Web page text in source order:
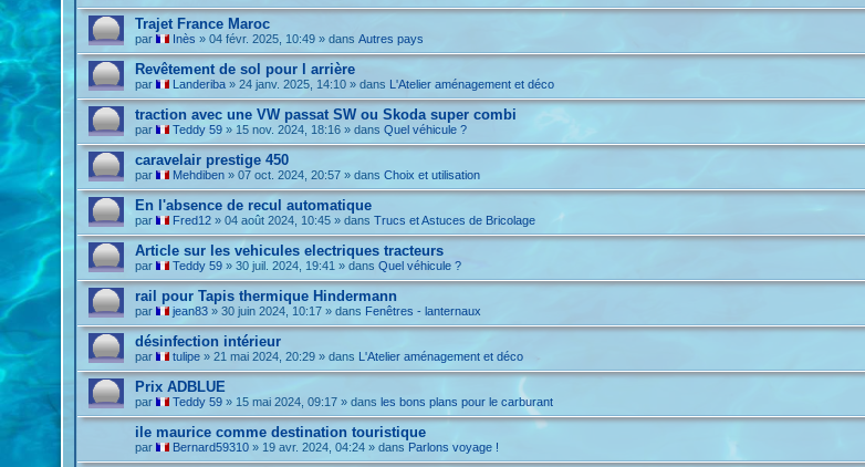
Trajet France Maroc
par Inès »04 févr. 2025, 10:49 » dansAutres pays
Revêtement de sol pour l arrière
par Landeriba »24 janv. 2025, 14:10 » dans L'Atelier aménagement et déco
traction avec une VW passat SW ou Skoda super combi
par Teddy 59 » 15 nov. 2024, 18:16 » dansQuel véhicule ?
caravelair prestige 450
par Mehdiben »07 oct. 2024, 20:57 » dansChoix et utilisation
En l'absence de recul automatique
par Fred12 »04 août 2024, 10:45 » dansTrucs et Astuces de Bricolage
Article sur les vehicules electriques tracteurs
par Teddy 59 »30 juil. 2024, 19:41 » dansQuel véhicule ?
rail pour Tapis thermique Hindermann
par jean83 »30 juin 2024, 10:17 » dans Fenêtres - lanternaux
désinfection intérieur
par tulipe »21 mai 2024, 20:29 » dans L'Atelier aménagement et déco
Prix ADBLUE
par Teddy 59 » 15 mai 2024, 09:17 » dansles bons plans pour le carburant
ile maurice comme destination touristique
par Bernard59310 » 19 avr. 2024, 04:24 » dans Parlons voyage !